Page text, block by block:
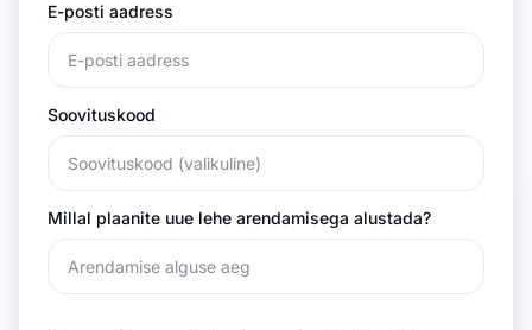
E-posti aadress
Soovituskood
Millal plaanite uue lehe arendamisega alustada?